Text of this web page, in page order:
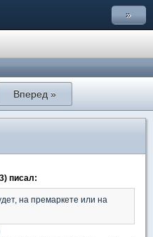
»
Вперед »
писал:
на премаркете или на